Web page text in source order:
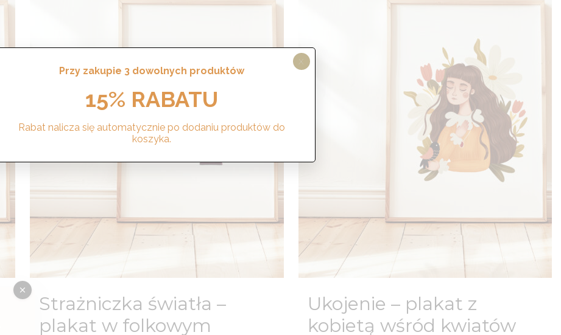
Strażniczka światła –
plakat w folkowym
Ukojenie – plakat z
kobietą wśród kwiatów
Przy zakupie 3 dowolnych produktów
15% RABATU
Rabat nalicza się automatycznie po dodaniu produktów do
koszyka.
X